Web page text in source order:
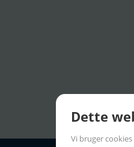
Dette
Vi bruger